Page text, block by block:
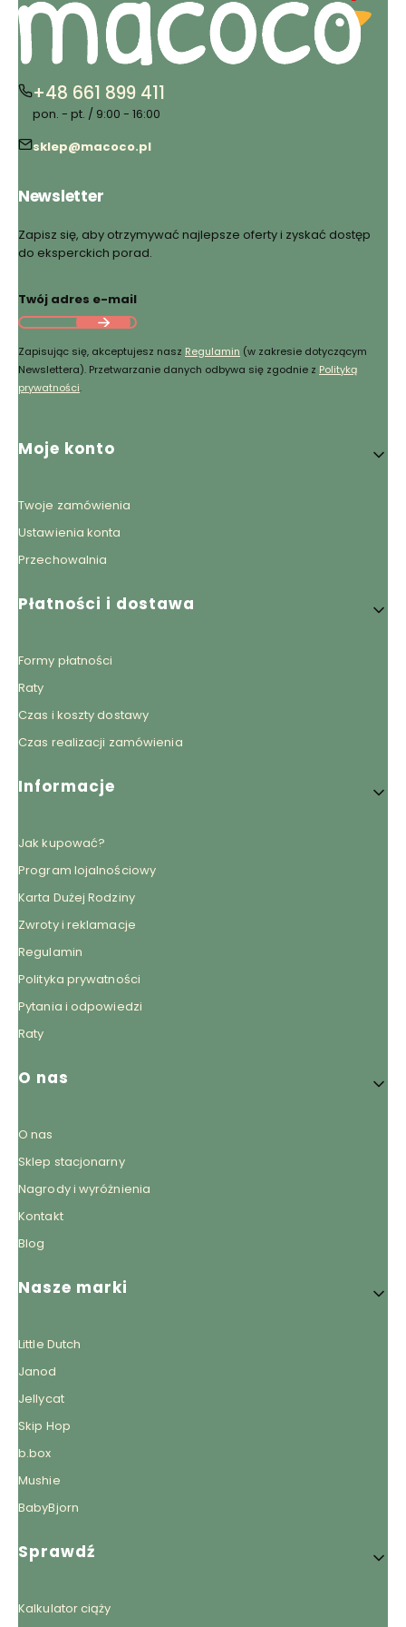
+48 661 899 411
pon. - pt. / 9:00 - 16:00
sklep@macoco.pl
Newsletter
Zapisz się, aby otrzymywać najlepsze oferty i zyskać dostęp
do eksperckich porad.
Twój adres e-mail
Zapisując się, akceptujesz nasz Regulamin (w zakresie dotyczącym
Newslettera). Przetwarzanie danych odbywa się zgodnie z Polityką
prywatności.
Linki w stopce
Moje konto
Twoje zamówienia
Ustawienia konta
Przechowalnia
Płatności i dostawa
Formy płatności
Raty
Czas i koszty dostawy
Czas realizacji zamówienia
Informacje
Jak kupować?
Program lojalnościowy
Karta Dużej Rodziny
Zwroty i reklamacje
Regulamin
Polityka prywatności
Pytania i odpowiedzi
Raty
O nas
O nas
Sklep stacjonarny
Nagrody i wyróżnienia
Kontakt
Blog
Nasze marki
Little Dutch
Janod
Jellycat
Skip Hop
b.box
Mushie
BabyBjorn
Sprawdź
Kalkulator ciąży